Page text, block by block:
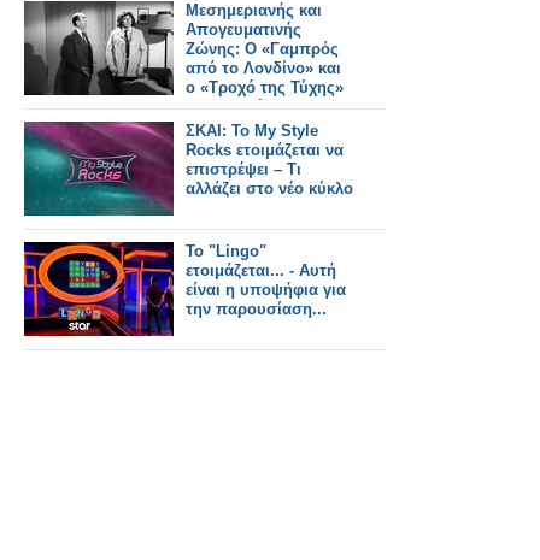
Μεσημεριανής και
Απογευματινής
Ζώνης: Ο «Γαμπρός
από το Λονδίνο» και
ο «Τροχό της Τύχης»
οι επιλογές του
κοινού...
ΣΚΑΙ: Το My Style
Rocks ετοιμάζεται να
επιστρέψει – Τι
αλλάζει στο νέο κύκλο
Το "Lingo"
ετοιμάζεται... - Αυτή
είναι η υποψήφια για
την παρουσίαση...